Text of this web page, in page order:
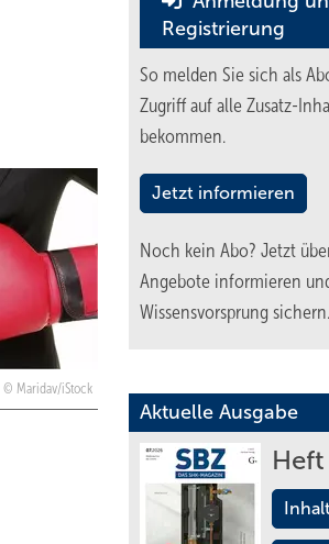
Maridav/iStock
Registrierung
So melden Sie sich als
Zugriff auf alle Zusatz-
bekommen.
Jetzt informieren
Noch kein Abo? Jetzt
Angebote informieren
Wissensvorsprung sichern.
Aktuelle Ausgabe